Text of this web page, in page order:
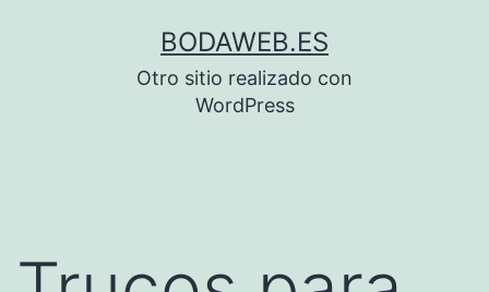
BODAWEB.ES
Otro sitio realizado con
WordPress